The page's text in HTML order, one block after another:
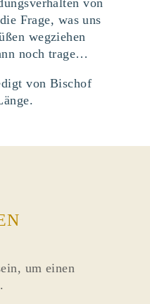
von
Frage, was uns
wegziehen
noch trage…
von Bischof
um einen